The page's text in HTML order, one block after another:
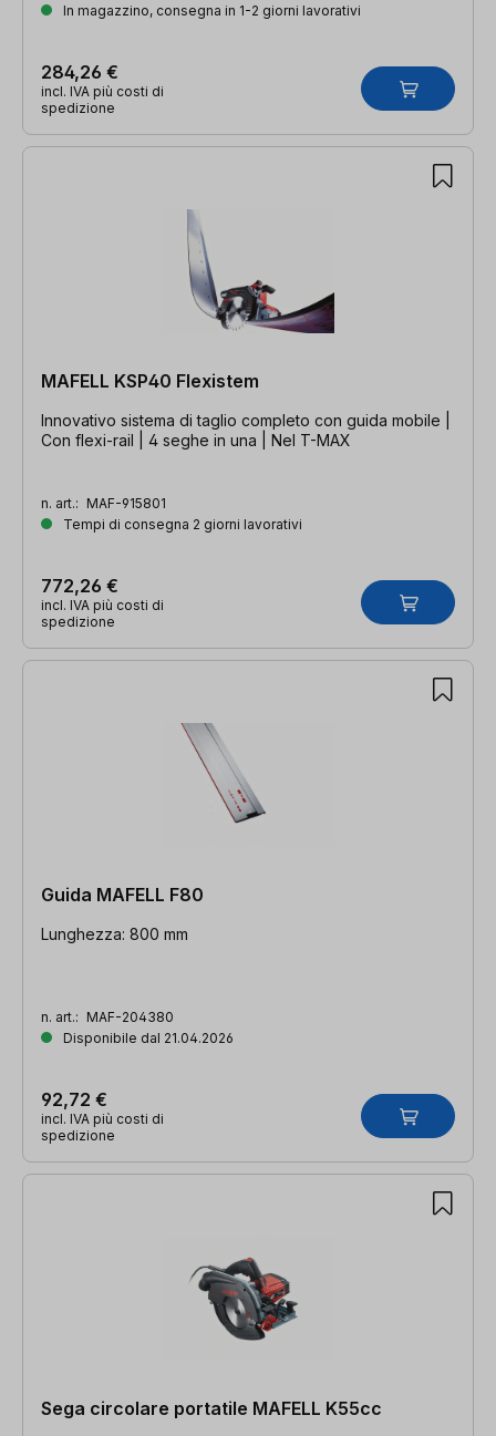
In magazzino, consegna in 1-2 giorni lavorativi
284,26 €
incl. IVA più costi di
spedizione
MAFELL KSP40 Flexistem
Innovativo sistema di taglio completo con guida mobile |
Con flexi-rail | 4 seghe in una | Nel T-MAX
n. art.: MAF-915801
Tempi di consegna 2 giorni lavorativi
772,26 €
incl. IVA più costi di
spedizione
Guida MAFELL F80
Lunghezza: 800 mm
n. art.: MAF-204380
Disponibile dal 21.04.2026
92,72 €
incl. IVA più costi di
spedizione
Sega circolare portatile MAFELL K55cc